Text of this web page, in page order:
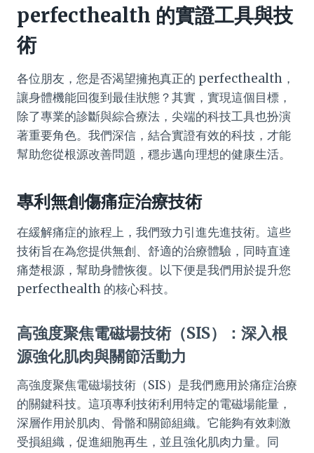
perfecthealth 的實證工具與技
術
各位朋友，您是否渴望擁抱真正的 perfecthealth，
讓身體機能回復到最佳狀態？其實，實現這個目標，
除了專業的診斷與綜合療法，尖端的科技工具也扮演
著重要角色。我們深信，結合實證有效的科技，才能
幫助您從根源改善問題，穩步邁向理想的健康生活。
專利無創傷痛症治療技術
在緩解痛症的旅程上，我們致力引進先進技術。這些
技術旨在為您提供無創、舒適的治療體驗，同時直達
痛楚根源，幫助身體恢復。以下便是我們用於提升您
perfecthealth 的核心科技。
高強度聚焦電磁場技術（SIS）：深入根
源強化肌肉與關節活動力
高強度聚焦電磁場技術（SIS）是我們應用於痛症治療
的關鍵科技。這項專利技術利用特定的電磁場能量，
深層作用於肌肉、骨骼和關節組織。它能夠有效刺激
受損組織，促進細胞再生，並且強化肌肉力量。同